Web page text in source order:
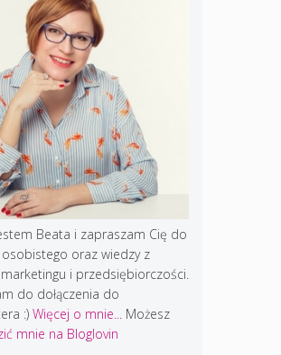
Beata i zapraszam Cię do
oraz wiedzy z
i przedsiębiorczości.
do dołączenia do
:) Więcej o mnie...
Możesz
mnie na Bloglovin